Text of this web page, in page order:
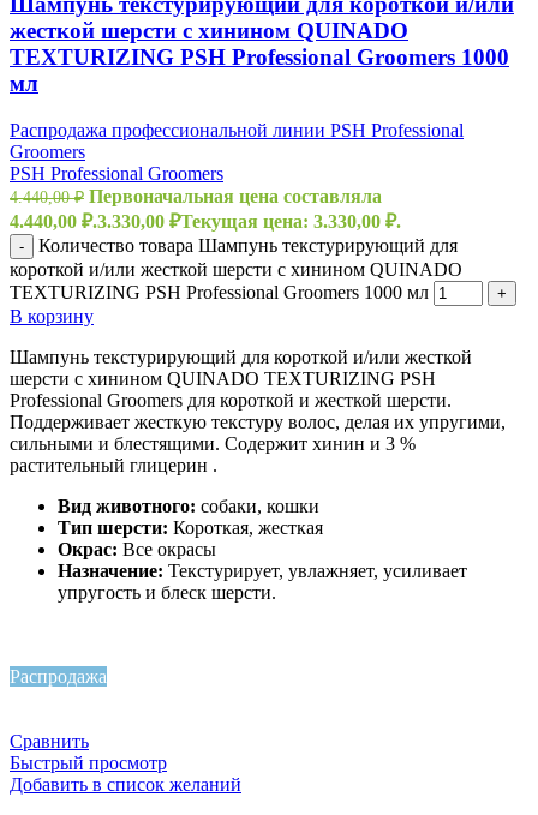
жесткой шерсти с хинином QUINADO
TEXTURIZING PSH Professional Groomers 1000
мл
Распродажа профессиональной линии PSH Professional
Groomers
PSH Professional Groomers
4.440,00₽ Первоначальная цена составляла
4.440,00 ₽.3.330,00 ₽Текущая цена: 3.330,00 ₽.
-
Количество товара Шампунь текстурирующий для
короткой и/или жесткой шерсти с хинином QUINADO
TEXTURIZING PSH Professional Groomers 1000 мл
+
В корзину
Шампунь текстурирующий для короткой и/или жесткой
шерсти с хинином QUINADO TEXTURIZING PSH
Professional Groomers для короткой и жесткой шерсти.
Поддерживает жесткую текстуру волос, делая их упругими,
сильными и блестящими. Содержит хинин и 3 %
растительный глицерин .
Вид животного: собаки, кошки
Тип шерсти: Короткая, жесткая
Окрас: Все окрасы
Назначение: Текстурирует, увлажняет, усиливает
упругость и блеск шерсти.
Распродажа
Сравнить
Быстрый просмотр
Добавить в список желаний